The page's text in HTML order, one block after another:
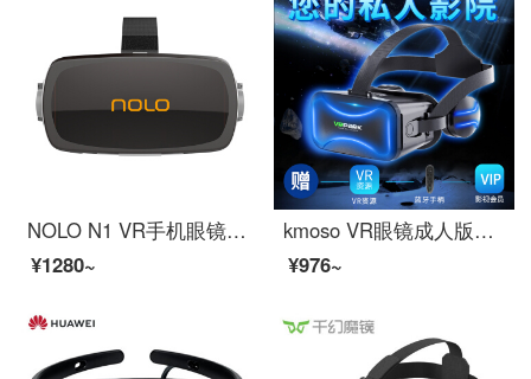
NOLO N1 VR手机眼镜盒子 vr眼镜 虚拟现实 3D头盔 支持大屏手机
¥1280~
kmoso VR眼镜成人版游戏高清电影手机3d立体虚拟现实苹果安卓通用头戴式一体机智能ar眼镜 VR眼镜+蓝牙手柄+VR资源
¥976~